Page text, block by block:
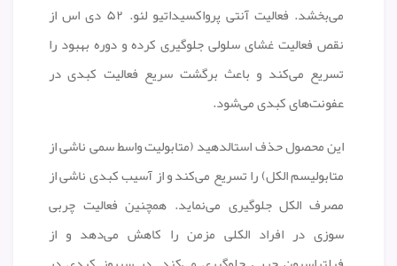
می‌بخشد. فعالیت آنتی پرواکسیداتیو لئو. ۵۲ دی اس از
نقص فعالیت غشای سلولی جلوگیری کرده و دوره بهبود را
تسریع می‌کند و باعث برگشت سریع فعالیت کبدی در
عفونت‌های کبدی می‌شود.
این محصول حذف استالدهید (متابولیت واسط سمی ناشی از
متابولیسم الکل) را تسریع می‌کند و از آسیب کبدی ناشی از
مصرف الکل جلوگیری می‌نماید. همچنین فعالیت چربی
سوزی در افراد الکلی مزمن را کاهش می‌دهد و از